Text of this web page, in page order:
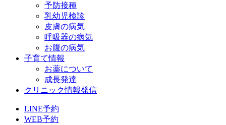
予防接種
乳幼児検診
皮膚の病気
呼吸器の病気
お腹の病気
子育て情報
お薬について
成長発達
クリニック情報発信
LINE予約
WEB予約